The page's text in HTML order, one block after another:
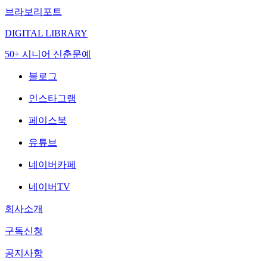
브라보리포트
DIGITAL LIBRARY
50+ 시니어 신춘문예
블로그
인스타그램
페이스북
유튜브
네이버카페
네이버TV
회사소개
구독신청
공지사항